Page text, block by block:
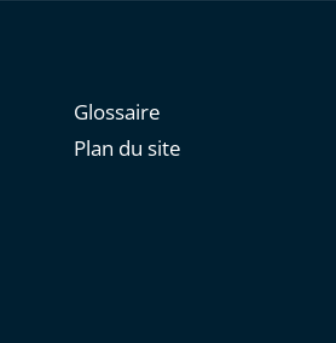
Glossaire
Plan du site